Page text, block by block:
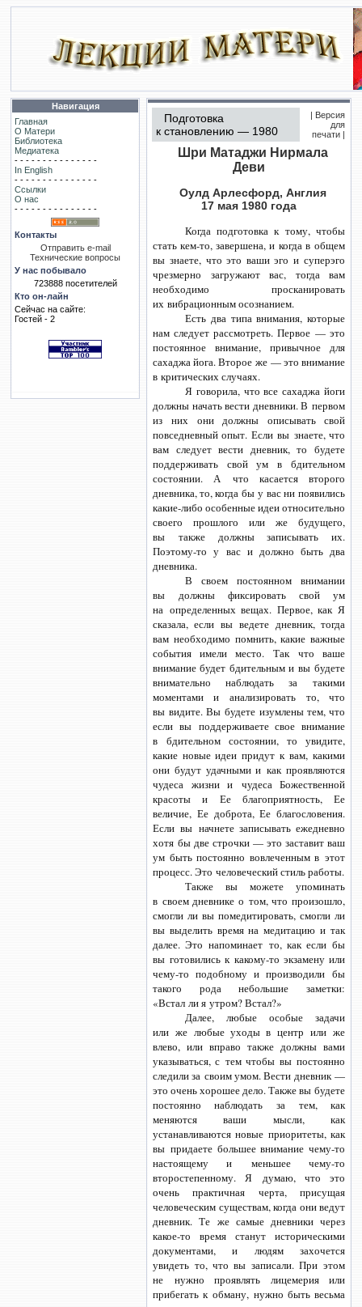
Навигация
Главная
О Матери
Библиотека
Медиатека
- - - - - - - - - - - - - - -
In English
- - - - - - - - - - - - - - -
Ссылки
О нас
- - - - - - - - - - - - - - -
Контакты
Отправить e-mail
Технические вопросы
У нас побывало
723888 посетителей
Кто он-лайн
Сейчас на сайте:
Гостей - 2
Подготовка
к становлению — 1980
| Версия
для
печати |
Шри Матаджи Нирмала
Деви
Оулд Арлесфорд, Англия
17 мая 1980 года
Когда подготовка к тому, чтобы
стать кем-то, завершена, и когда в общем
вы знаете, что это ваши эго и суперэго
чрезмерно загружают вас, тогда вам
необходимо просканировать
их вибрационным осознанием.
Есть два типа внимания, которые
нам следует рассмотреть. Первое — это
постоянное внимание, привычное для
сахаджа йога. Второе же — это внимание
в критических случаях.
Я говорила, что все сахаджа йоги
должны начать вести дневники. В первом
из них они должны описывать свой
повседневный опыт. Если вы знаете, что
вам следует вести дневник, то будете
поддерживать свой ум в бдительном
состоянии. А что касается второго
дневника, то, когда бы у вас ни появились
какие-либо особенные идеи относительно
своего прошлого или же будущего,
вы также должны записывать их.
Поэтому-то у вас и должно быть два
дневника.
В своем постоянном внимании
вы должны фиксировать свой ум
на определенных вещах. Первое, как Я
сказала, если вы ведете дневник, тогда
вам необходимо помнить, какие важные
события имели место. Так что ваше
внимание будет бдительным и вы будете
внимательно наблюдать за такими
моментами и анализировать то, что
вы видите. Вы будете изумлены тем, что
если вы поддерживаете свое внимание
в бдительном состоянии, то увидите,
какие новые идеи придут к вам, какими
они будут удачными и как проявляются
чудеса жизни и чудеса Божественной
красоты и Ее благоприятность, Ее
величие, Ее доброта, Ее благословения.
Если вы начнете записывать ежедневно
хотя бы две строчки — это заставит ваш
ум быть постоянно вовлеченным в этот
процесс. Это человеческий стиль работы.
Также вы можете упоминать
в своем дневнике о том, что произошло,
смогли ли вы помедитировать, смогли ли
вы выделить время на медитацию и так
далее. Это напоминает то, как если бы
вы готовились к какому-то экзамену или
чему-то подобному и производили бы
такого рода небольшие заметки:
«Встал ли я утром? Встал?»
Далее, любые особые задачи
или же любые уходы в центр или же
влево, или вправо также должны вами
указываться, с тем чтобы вы постоянно
следили за своим умом. Вести дневник —
это очень хорошее дело. Также вы будете
постоянно наблюдать за тем, как
меняются ваши мысли, как
устанавливаются новые приоритеты, как
вы придаете большее внимание чему-то
настоящему и меньшее чему-то
второстепенному. Я думаю, что это
очень практичная черта, присущая
человеческим существам, когда они ведут
дневник. Те же самые дневники через
какое-то время станут историческими
документами, и людям захочется
увидеть то, что вы записали. При этом
не нужно проявлять лицемерия или
прибегать к обману, нужно быть весьма